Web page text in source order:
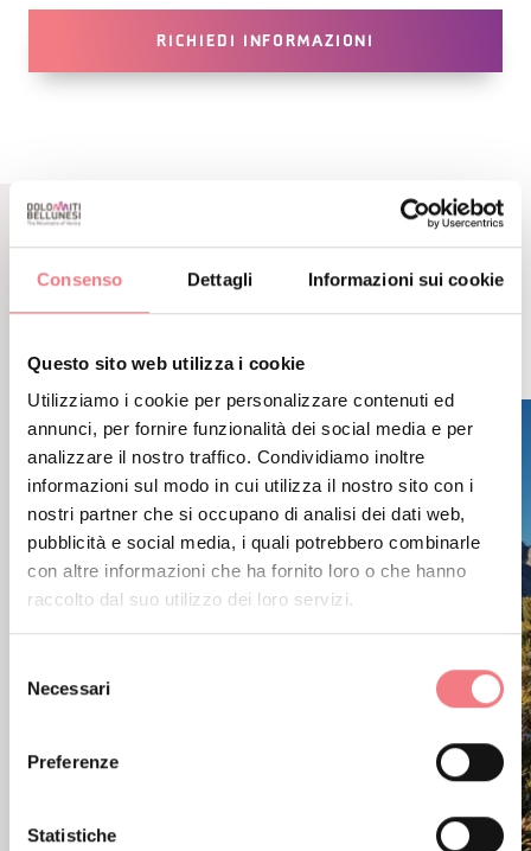
Consenso Dettagli Informazioni sui cookie
Questo sito web utilizza i cookie
Utilizziamo i cookie per personalizzare contenuti ed
annunci, per fornire funzionalità dei social media e per
analizzare il nostro traffico. Condividiamo inoltre
informazioni sul modo in cui utilizza il nostro sito con i
nostri partner che si occupano di analisi dei dati web,
pubblicità e social media, i quali potrebbero combinarle
con altre informazioni che ha fornito loro o che hanno
raccolto dal suo utilizzo dei loro servizi.
delNecessari
Preferenze
Statistiche
RICHIEDI INFORMAZIONI
POTREBBE PIACERTI
ANCHE